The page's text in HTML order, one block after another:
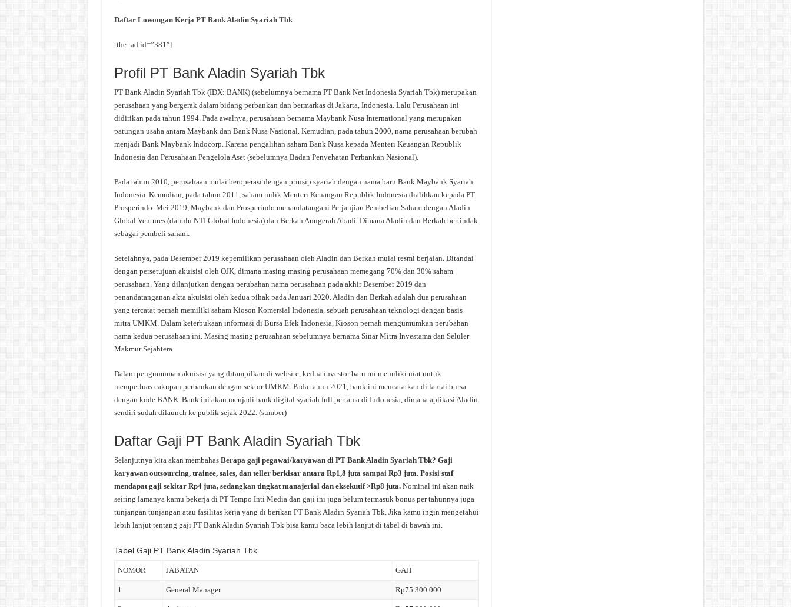
Daftar Lowongan Kerja PT Bank Aladin Syariah Tbk
[the_ad id=”381″]
Profil PT Bank Aladin Syariah Tbk
PT Bank Aladin Syariah Tbk (IDX: BANK) (sebelumnya bernama PT Bank Net Indonesia Syariah Tbk) merupakan
perusahaan yang bergerak dalam bidang perbankan dan bermarkas di Jakarta, Indonesia. Lalu Perusahaan ini
didirikan pada tahun 1994. Pada awalnya, perusahaan bernama Maybank Nusa International yang merupakan
patungan usaha antara Maybank dan Bank Nusa Nasional. Kemudian, pada tahun 2000, nama perusahaan berubah
menjadi Bank Maybank Indocorp. Karena pengalihan saham Bank Nusa kepada Menteri Keuangan Republik
Indonesia dan Perusahaan Pengelola Aset (sebelumnya Badan Penyehatan Perbankan Nasional).
Pada tahun 2010, perusahaan mulai beroperasi dengan prinsip syariah dengan nama baru Bank Maybank Syariah
Indonesia. Kemudian, pada tahun 2011, saham milik Menteri Keuangan Republik Indonesia dialihkan kepada PT
Prosperindo. Mei 2019, Maybank dan Prosperindo menandatangani Perjanjian Pembelian Saham dengan Aladin
Global Ventures (dahulu NTI Global Indonesia) dan Berkah Anugerah Abadi. Dimana Aladin dan Berkah bertindak
sebagai pembeli saham.
Setelahnya, pada Desember 2019 kepemilikan perusahaan oleh Aladin dan Berkah mulai resmi berjalan. Ditandai
dengan persetujuan akuisisi oleh OJK, dimana masing masing perusahaan memegang 70% dan 30% saham
perusahaan. Yang dilanjutkan dengan perubahan nama perusahaan pada akhir Desember 2019 dan
penandatanganan akta akuisisi oleh kedua pihak pada Januari 2020. Aladin dan Berkah adalah dua perusahaan
yang tercatat pernah memiliki saham Kioson Komersial Indonesia, sebuah perusahaan teknologi dengan basis
mitra UMKM. Dalam keterbukaan informasi di Bursa Efek Indonesia, Kioson pernah mengumumkan perubahan
nama kedua perusahaan ini. Masing masing perusahaan sebelumnya bernama Sinar Mitra Investama dan Seluler
Makmur Sejahtera.
Dalam pengumuman akuisisi yang ditampilkan di website, kedua investor baru ini memiliki niat untuk
memperluas cakupan perbankan dengan sektor UMKM. Pada tahun 2021, bank ini mencatatkan di lantai bursa
dengan kode BANK. Bank ini akan menjadi bank digital syariah full pertama di Indonesia, dimana aplikasi Aladin
sendiri sudah dilaunch ke publik sejak 2022. (sumber)
Daftar Gaji PT Bank Aladin Syariah Tbk
Selanjutnya kita akan membahas Berapa gaji pegawai/karyawan di PT Bank Aladin Syariah Tbk? Gaji
karyawan outsourcing, trainee, sales, dan teller berkisar antara Rp1,8 juta sampai Rp3 juta. Posisi staf
mendapat gaji sekitar Rp4 juta, sedangkan tingkat manajerial dan eksekutif >Rp8 juta. Nominal ini akan naik
seiring lamanya kamu bekerja di PT Tempo Inti Media dan gaji ini juga belum termasuk bonus per tahunnya juga
tunjangan tunjangan atau fasilitas kerja yang di berikan PT Bank Aladin Syariah Tbk. Jika kamu ingin mengetahui
lebih lanjut tentang gaji PT Bank Aladin Syariah Tbk bisa kamu baca lebih lanjut di tabel di bawah ini.
Tabel Gaji PT Bank Aladin Syariah Tbk
NOMOR JABATAN GAJI
1 General Manager Rp75.300.000